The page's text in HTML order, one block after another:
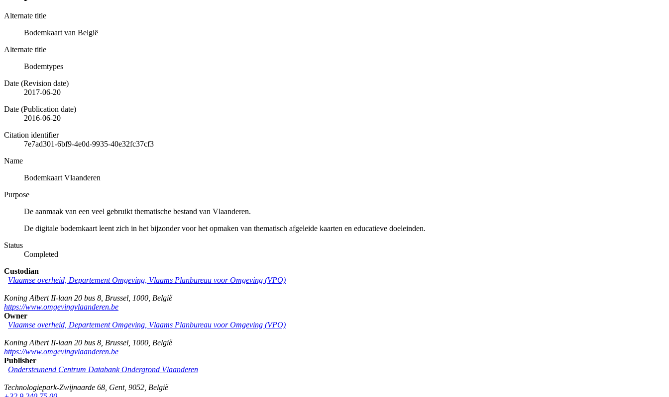
Alternate title
Bodemkaart van België
Alternate title
Bodemtypes
Date (Revision date)
2017-06-20
Date (Publication date)
2016-06-20
Citation identifier
7e7ad301-6bf9-4e0d-9935-40e32fc37cf3
Name
Bodemkaart Vlaanderen
Purpose
De aanmaak van een veel gebruikt thematische bestand van Vlaanderen.
De digitale bodemkaart leent zich in het bijzonder voor het opmaken van thematisch afgeleide kaarten en educatieve doeleinden.
Status
Completed
Custodian
Vlaamse overheid, Departement Omgeving, Vlaams Planbureau voor Omgeving (VPO)
Koning Albert II-laan 20 bus 8 Brussel 1000 België
https://www.omgevingvlaanderen.be
Owner
Vlaamse overheid, Departement Omgeving, Vlaams Planbureau voor Omgeving (VPO)
Koning Albert II-laan 20 bus 8 Brussel 1000 België
https://www.omgevingvlaanderen.be
Publisher
Ondersteunend Centrum Databank Ondergrond Vlaanderen
Technologiepark-Zwijnaarde 68 Gent, 9052 België